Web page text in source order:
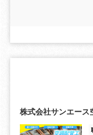
株式会社サンエース